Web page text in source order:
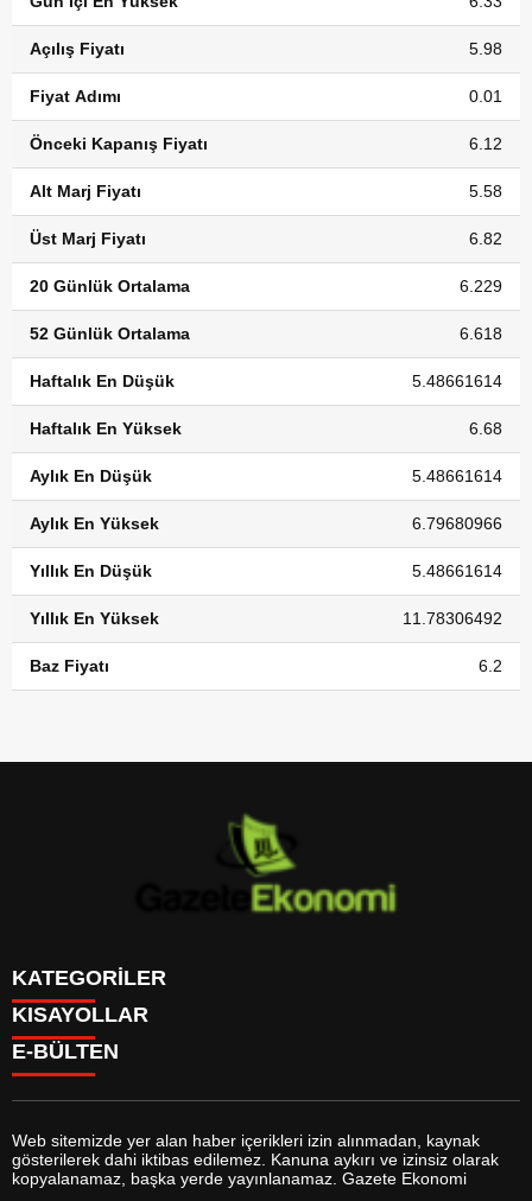
Açılış Fiyatı 5.98
Fiyat Adımı 0.01
Önceki Kapanış Fiyatı 6.12
Alt Marj Fiyatı 5.58
Üst Marj Fiyatı 6.82
20 Günlük Ortalama 6.229
52 Günlük Ortalama 6.618
Haftalık En Düşük 5.48661614
Haftalık En Yüksek 6.68
Aylık En Düşük 5.48661614
Aylık En Yüksek 6.79680966
Yıllık En Düşük 5.48661614
Yıllık En Yüksek 11.78306492
Baz Fiyatı 6.2
KATEGORİLER
GÜNDEM
DÜNYA
SİYASET
MAGAZİN
SAĞLIK
EĞİTİM
YAŞAM
KISAYOLLAR
BURÇLAR
FİKSTÜR
FİRMA EKLE
FİRMA REHBERİ
E-BÜLTEN
gazeteekonomi.com e-bültenine abone olarak, tarafınıza haber,
Web sitemizde yer alan haber içerikleri izin alınmadan, kaynak
gösterilerek dahi iktibas edilemez. Kanuna aykırı ve izinsiz olarak
kopyalanamaz, başka yerde yayınlanamaz. Gazete Ekonomi